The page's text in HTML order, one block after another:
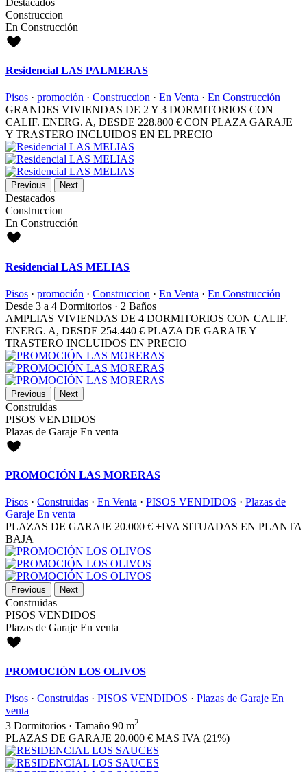
Construccion
En Construcción
Residencial LAS PALMERAS
Pisos · promoción · Construccion · En Venta · En Construcción
GRANDES VIVIENDAS DE 2 Y 3 DORMITORIOS CON
CALIF. ENERG. A, DESDE 228.800 € CON PLAZA GARAJE
Y TRASTERO INCLUIDOS EN EL PRECIO
Previous Next
Destacados
Construccion
En Construcción
Residencial LAS MELIAS
Pisos · promoción · Construccion · En Venta · En Construcción
Desde 3 a 4 Dormitorios · 2 Baños
AMPLIAS VIVIENDAS DE 4 DORMITORIOS CON CALIF.
ENERG. A, DESDE 254.440 € PLAZA DE GARAJE Y
TRASTERO INCLUIDOS EN PRECIO
Previous Next
Construidas
PISOS VENDIDOS
Plazas de Garaje En venta
PROMOCIÓN LAS MORERAS
Pisos · Construidas · En Venta · PISOS VENDIDOS · Plazas de
Garaje En venta
PLAZAS DE GARAJE 20.000 € +IVA SITUADAS EN PLANTA
BAJA
Previous Next
Construidas
PISOS VENDIDOS
Plazas de Garaje En venta
PROMOCIÓN LOS OLIVOS
Pisos · Construidas · PISOS VENDIDOS · Plazas de Garaje En
venta
3 Dormitorios · Tamaño 90 m2
PLAZAS DE GARAJE 20.000 € MAS IVA (21%)